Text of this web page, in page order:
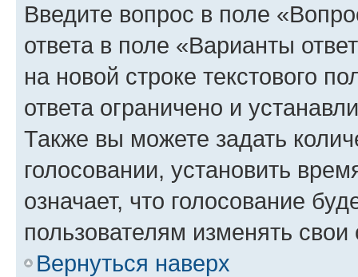
Введите вопрос в поле
ответа в поле «Варианты
на новой строке текстового
ответа ограничено и
Также вы можете задать
голосовании, установить
означает, что голосование
пользователям изменять свои
Вернуться наверх